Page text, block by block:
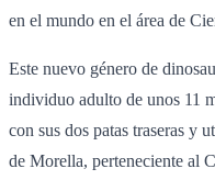
en el mundo en el área de
Este nuevo género de
individuo adulto de unos 11
con sus dos patas traseras y
de Morella, perteneciente al